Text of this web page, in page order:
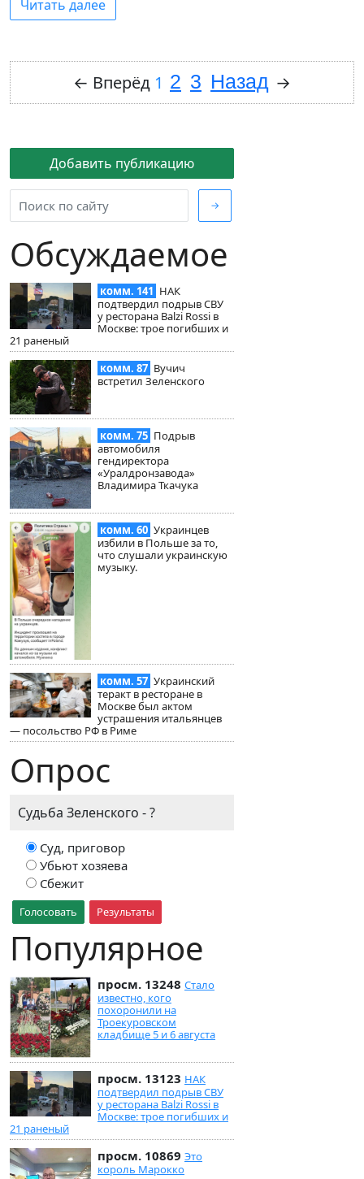
Добавить публикацию
→
Обсуждаемое
комм. 141 НАК
подтвердил подрыв СВУ
у ресторана Balzi Rossi в
Москве: трое погибших и
21 раненый
комм. 87 Вучич
встретил Зеленского
комм. 75 Подрыв
автомобиля
гендиректора
«Уралдронзавода»
Владимира Ткачука
комм. 60 Украинцев
избили в Польше за то,
что слушали украинскую
музыку.
комм. 57 Украинский
теракт в ресторане в
Москве был актом
устрашения итальянцев
— посольство РФ в Риме
Опрос
Судьба Зеленского - ?
Суд, приговор
Убьют хозяева
Сбежит
Голосовать Результаты
Популярное
просм. 13248 Стало
известно, кого
похоронили на
Троекуровском
кладбище 5 и 6 августа
просм. 13123 НАК
подтвердил подрыв СВУ
у ресторана Balzi Rossi в
Москве: трое погибших и
21 раненый
просм. 10869 Это
король Марокко
Читать далее
← Вперёд 1 2 3 Назад →